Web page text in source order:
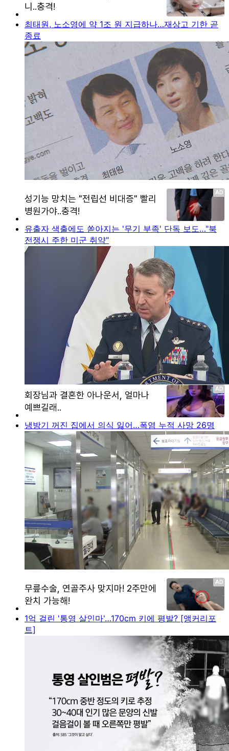
최태원, 노소영에 약 1조 원 지급하나…재상고 기한 곧
종료
유출자 색출에도 쏟아지는 '무기 부족' 단독 보도…"북
전쟁시 주한 미군 취약"
냉방기 꺼진 집에서 의식 잃어…폭염 누적 사망 26명
1억 걸린 '통영 살인마'…170cm 키에 평발? [앵커리포
트]